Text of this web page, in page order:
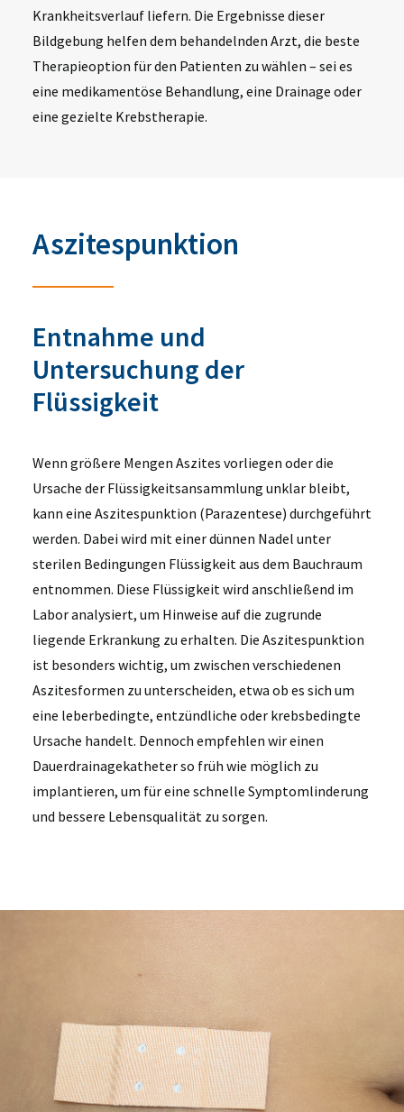
Krankheitsverlauf liefern. Die Ergebnisse dieser
Bildgebung helfen dem behandelnden Arzt, die beste
Therapieoption für den Patienten zu wählen – sei es
eine medikamentöse Behandlung, eine Drainage oder
eine gezielte Krebstherapie.
Aszitespunktion
Entnahme und
Untersuchung der
Flüssigkeit
Wenn größere Mengen Aszites vorliegen oder die
Ursache der Flüssigkeitsansammlung unklar bleibt,
kann eine Aszitespunktion (Parazentese) durchgeführt
werden. Dabei wird mit einerdünnen Nadel unter
sterilen Bedingungen Flüssigkeit aus dem Bauchraum
entnommen. Diese Flüssigkeit wird anschließend im
Labor analysiert, um Hinweise auf die zugrunde
liegende Erkrankung zu erhalten. Die Aszitespunktion
ist besonders wichtig, um zwischen verschiedenen
Aszitesformen zu unterscheiden, etwa ob es sich um
eine leberbedingte, entzündliche oder krebsbedingte
Ursache handelt. Dennoch empfehlen wir einen
Dauerdrainagekatheter so früh wie möglich zu
implantieren, um für eine schnelle Symptomlinderung
und bessere Lebensqualität zu sorgen.